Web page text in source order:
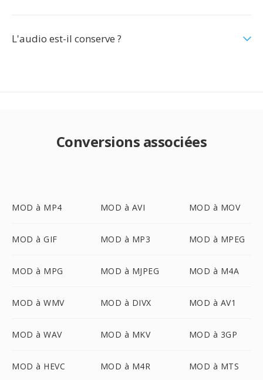
L'audio est-il conserve ?
Conversions associées
MOD à MP4 MOD à AVI MOD à MOV
MOD à GIF MOD à MP3 MOD à MPEG
MOD à MPG MOD à MJPEG MOD à M4A
MOD à WMV MOD à DIVX MOD à AV1
MOD à WAV MOD à MKV MOD à 3GP
MOD à HEVC MOD à M4R MOD à MTS